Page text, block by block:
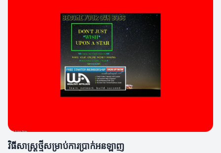
វិធីសាស្ត្រថ្មីសម្រាប់ការប្រាក់អនឡាញ